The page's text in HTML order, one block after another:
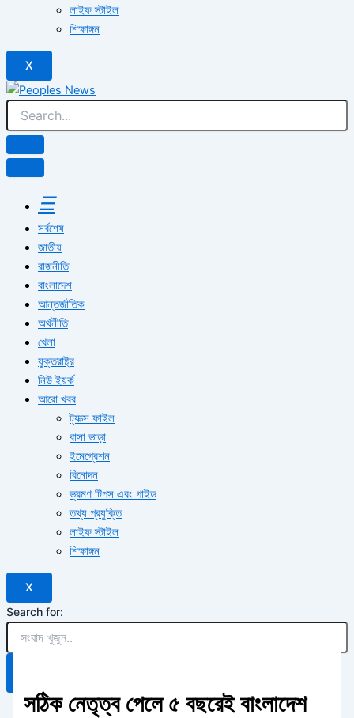
লাইফ স্টাইল
শিক্ষাঙ্গন
X
☰
সর্বশেষ
জাতীয়
রাজনীতি
বাংলাদেশ
আন্তর্জাতিক
অর্থনীতি
খেলা
যুক্তরাষ্ট্র
নিউ ইয়র্ক
আরো খবর
ট্যাক্স ফাইল
বাসা ভাড়া
ইমেগ্রেশন
বিনোদন
ভ্রমণ টিপস এবং গাইড
তথ্য প্রযুক্তি
লাইফ স্টাইল
শিক্ষাঙ্গন
X
Search for:
সঠিক নেতৃত্ব পেলে ৫ বছরেই বাংলাদেশ